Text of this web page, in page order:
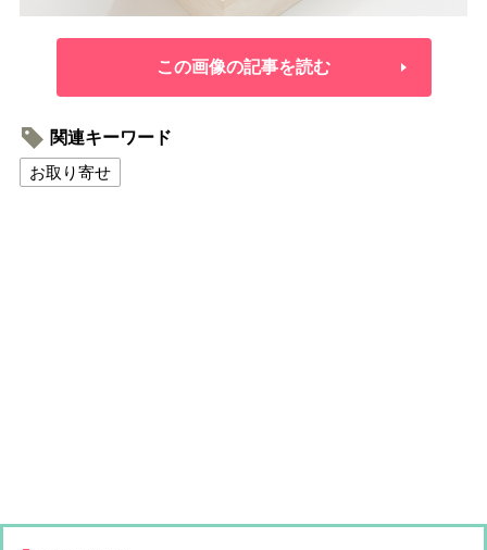
この画像の記事を読む
関連キーワード
お取り寄せ